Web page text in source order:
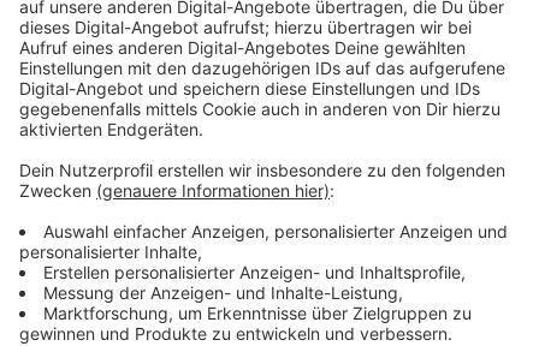
im Angebotszeitraum in regelmäßigen Abständen in
Cent-Schritten von einem hohen Startpreis bis auf
einen Euro. Sie können jeweils zum aktuellen
angezeigten Kaufpreis zuschlagen und die Auktion
damit beenden.
"Je länger Sie also warten, desto günstiger wird der
Gegenstand; desto größer ist aber auch das Risiko,
dass einem der Gegenstand vor der Nase
weggeschnappt wird. Der jeweils Höchstbietende
erhält den Zuschlag beim Erreichen des Kaufpreises.",
erklärt Frederik Hesseling vom Bürgerbüro der Stadt